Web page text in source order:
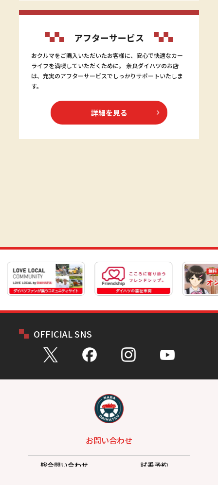
アフターサービス
おクルマをご購入いただいたお客様に、安心で快適なカー
ライフを満喫していただくために。 奈良ダイハツのお店
は、充実のアフターサービスでしっかりサポートいたしま
す。
詳細を見る
OFFICIAL SNS
お問い合わせ
総合問い合わせ
試乗予約